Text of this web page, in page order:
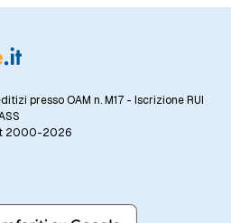
presso OAM n. M17 - Iscrizione RUI
2000-2026